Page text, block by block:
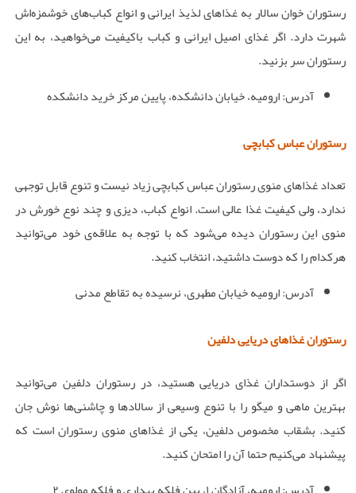
رستوران خوان سالار به غذاهای لذیذ ایرانی و انواع کباب‌های خوشمزه‌اش
شهرت دارد. اگر غذای اصیل ایرانی و کباب باکیفیت می‌خواهید، به این
رستوران سر بزنید.
آدرس: ارومیه، خیابان دانشکده، پایین مرکز خرید دانشکده
رستوران عباس کبابچی
تعداد غذاهای منوی رستوران عباس کبابچی زیاد نیست و تنوع قابل توجهی
ندارد، ولی کیفیت غذا عالی است. انواع کباب، دیزی و چند نوع خورش در
منوی این رستوران دیده می‌شود که با توجه به علاقه‌ی خود می‌توانید
هرکدام را که دوست داشتید، انتخاب کنید.
آدرس: ارومیه خیابان مطهری، نرسیده به تقاطع مدنی
رستوران غذاهای دریایی دلفین
اگر از دوستداران غذای دریایی هستید، در رستوران دلفین می‌توانید
بهترین ماهی و میگو را با تنوع وسیعی از سالادها و چاشنی‌ها نوش جان
کنید. بشقاب مخصوص دلفین، یکی از غذاهای منوی رستوران است که
پیشنهاد می‌کنیم حتما آن را امتحان کنید.